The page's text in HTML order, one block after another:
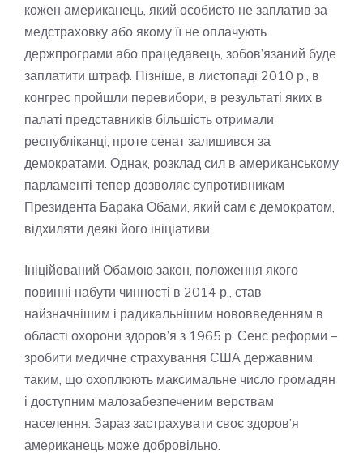
кожен американець, який особисто не заплатив за
медстраховку або якому її не оплачують
держпрограми або працедавець, зобов’язаний буде
заплатити штраф. Пізніше, в листопаді 2010 р., в
конгрес пройшли перевибори, в результаті яких в
палаті представників більшість отримали
республіканці, проте сенат залишився за
демократами. Однак, розклад сил в американському
парламенті тепер дозволяє супротивникам
Президента Барака Обами, який сам є демократом,
відхиляти деякі його ініціативи.
Ініційований Обамою закон, положення якого
повинні набути чинності в 2014 р., став
найзначнішим і радикальнішим нововведенням в
області охорони здоров’я з 1965 р. Сенс реформи –
зробити медичне страхування США державним,
таким, що охоплюють максимальне число громадян
і доступним малозабезпеченим верствам
населення. Зараз застрахувати своє здоров’я
американець може добровільно.